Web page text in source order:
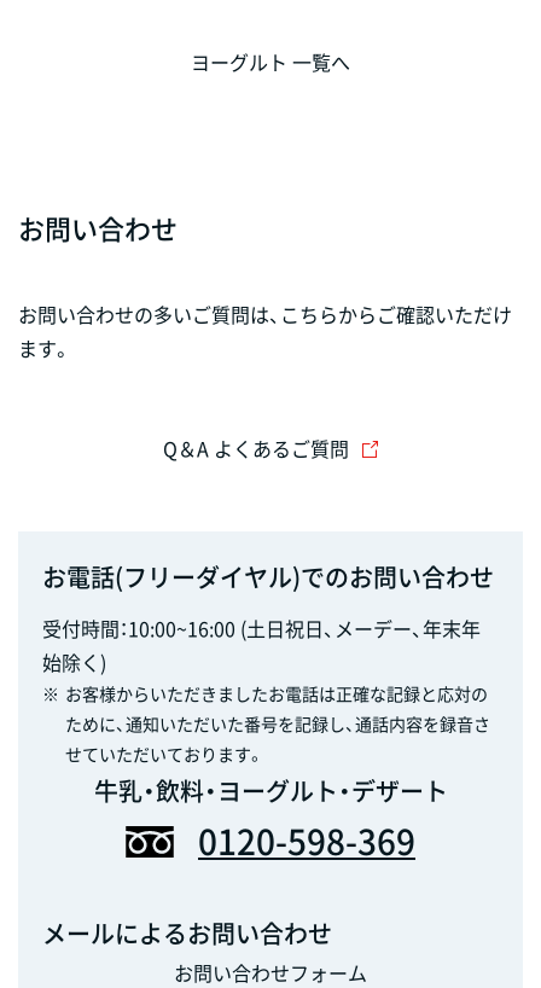
ヨーグルト 一覧へ
お問い合わせ
お問い合わせの多いご質問は、こちらからご確認いただけ
ます。
Q＆A よくあるご質問
お電話(フリーダイヤル)でのお問い合わせ
受付時間：10:00~16:00 (土日祝日、メーデー、年末年
始除く)
※ お客様からいただきましたお電話は正確な記録と応対の
ために、通知いただいた番号を記録し、通話内容を録音さ
せていただいております。
牛乳・飲料・ヨーグルト・デザート
0120-598-369
メールによるお問い合わせ
お問い合わせフォーム